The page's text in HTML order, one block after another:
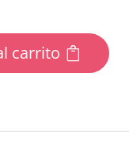
carrito